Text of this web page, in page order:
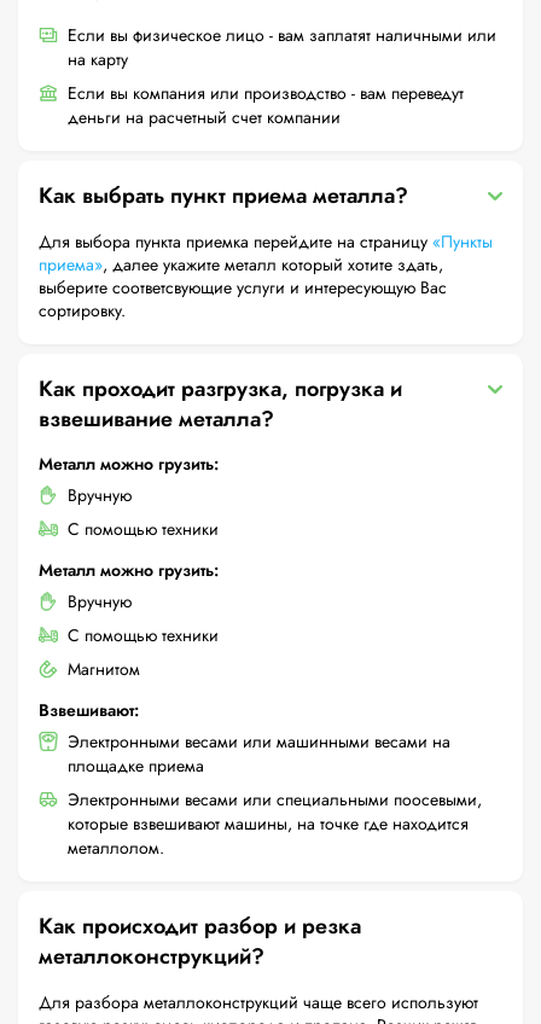
Если вы физическое лицо - вам заплатят наличными или
на карту
Если вы компания или производство - вам переведут
деньги на расчетный счет компании
Как выбрать пункт приема металла?
Для выбора пункта приемка перейдите на страницу «Пункты
приема», далее укажите металл который хотите здать,
выберите соответсвующие услуги и интересующую Вас
сортировку.
Как проходит разгрузка, погрузка и
взвешивание металла?
Металл можно грузить:
Вручную
С помощью техники
Металл можно грузить:
Вручную
С помощью техники
Магнитом
Взвешивают:
Электронными весами или машинными весами на
площадке приема
Электронными весами или специальными поосевыми,
которые взвешивают машины, на точке где находится
металлолом.
Как происходит разбор и резка
металлоконструкций?
Для разбора металлоконструкций чаще всего используют